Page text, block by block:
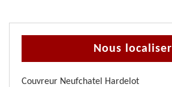
Nous localiser
Couvreur Neufchatel Hardelot